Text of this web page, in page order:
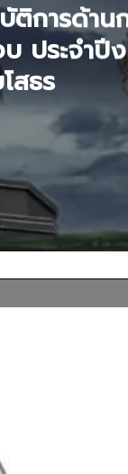
ติการด้าน
ประจำปี
สธร